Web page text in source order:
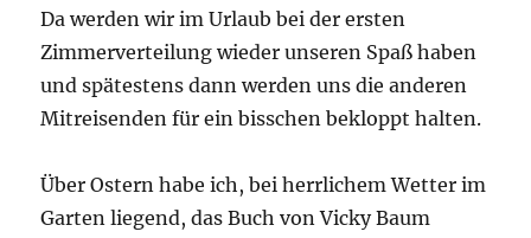
Da werden wir im Urlaub bei der ersten
Zimmerverteilung wieder unseren Spaß haben
und spätestens dann werden uns die anderen
Mitreisenden für ein bisschen bekloppt halten.
Über Ostern habe ich, bei herrlichem Wetter im
Garten liegend, das Buch von Vicky Baum